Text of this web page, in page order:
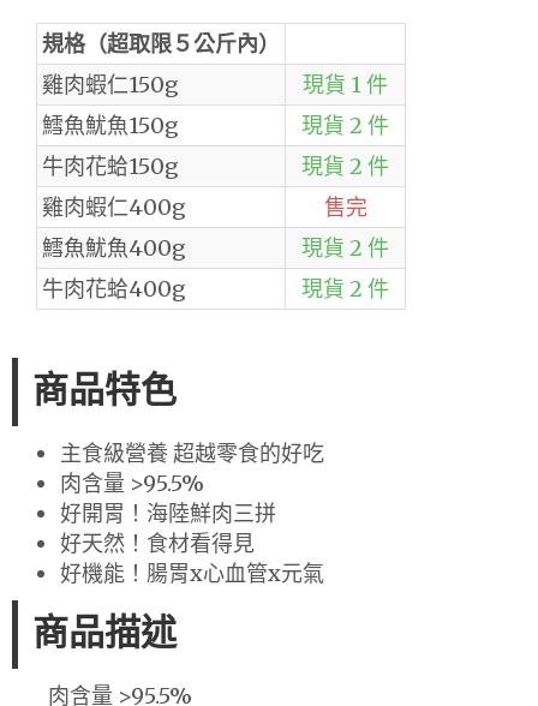
規格（超取限５公斤內）
雞肉蝦仁150g
現貨 1 件
鱈魚魷魚150g
現貨 2 件
牛肉花蛤150g
現貨 2 件
雞肉蝦仁400g
售完
鱈魚魷魚400g
現貨 2 件
牛肉花蛤400g
現貨 2 件
商品特色
主食級營養 超越零食的好吃
肉含量 >95.5%
好開胃！海陸鮮肉三拼
好天然！食材看得見
好機能！腸胃x心血管x元氣
商品描述
肉含量 >95.5%